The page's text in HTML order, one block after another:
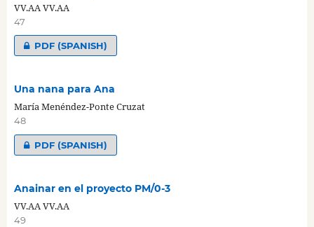
VV.AA VV.AA
47
PDF (SPANISH)
Una nana para Ana
María Menéndez-Ponte Cruzat
48
PDF (SPANISH)
Anainar en el proyecto PM/0-3
VV.AA VV.AA
49